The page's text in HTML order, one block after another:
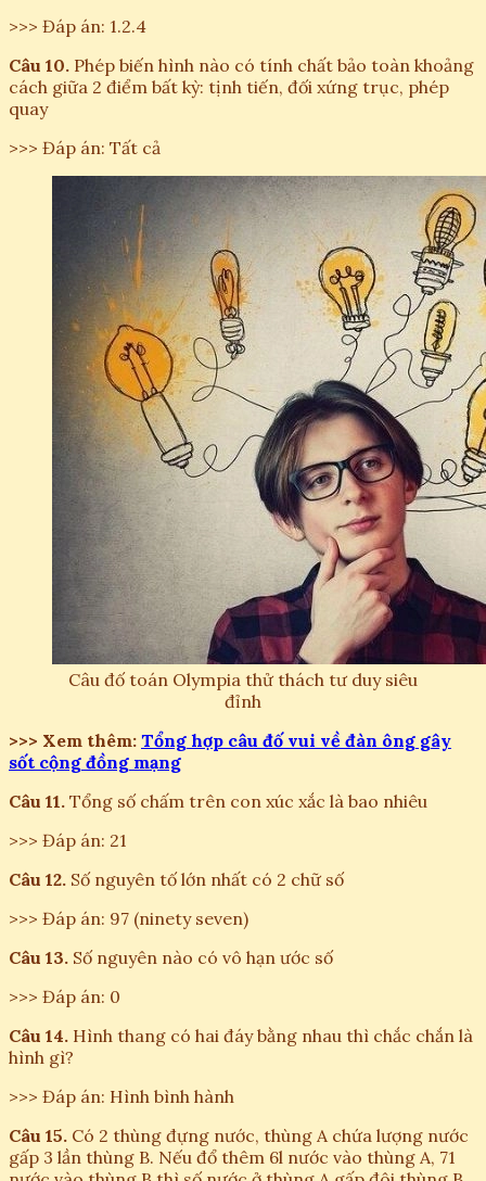
>>> Đáp án: 1.2.4
Câu 10. Phép biến hình nào có tính chất bảo toàn khoảng
cách giữa 2 điểm bất kỳ: tịnh tiến, đối xứng trục, phép
quay
>>> Đáp án: Tất cả
Câu đố toán Olympia thử thách tư duy siêu
đỉnh
>>> Xem thêm: Tổng hợp câu đố vui về đàn ông gây
sốt cộng đồng mạng
Câu 11. Tổng số chấm trên con xúc xắc là bao nhiêu
>>> Đáp án: 21
Câu 12. Số nguyên tố lớn nhất có 2 chữ số
>>> Đáp án: 97 (ninety seven)
Câu 13. Số nguyên nào có vô hạn ước số
>>> Đáp án: 0
Câu 14. Hình thang có hai đáy bằng nhau thì chắc chắn là
hình gì?
>>> Đáp án: Hình bình hành
Câu 15. Có 2 thùng đựng nước, thùng A chứa lượng nước
gấp 3 lần thùng B. Nếu đổ thêm 6l nước vào thùng A, 71